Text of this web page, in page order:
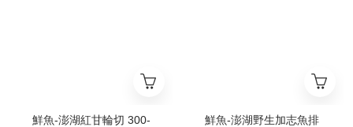
鮮魚-澎湖紅甘輪切 300-
鮮魚-澎湖野生加志魚排